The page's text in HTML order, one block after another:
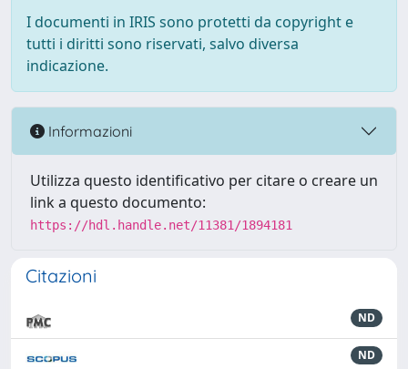
I documenti in IRIS sono protetti da copyright e
tutti i diritti sono riservati, salvo diversa
indicazione.
Informazioni
Utilizza questo identificativo per citare o creare un
link a questo documento:
https://hdl.handle.net/11381/1894181
Citazioni
ND
ND